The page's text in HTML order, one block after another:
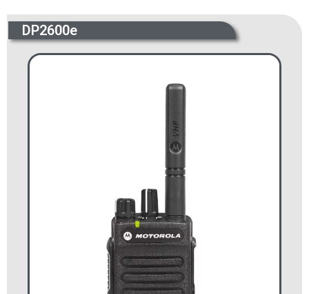
DP2600e